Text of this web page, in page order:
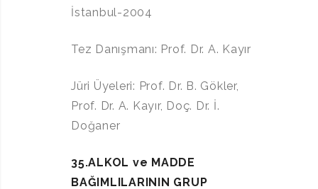
İstanbul-2004
Tez Danışmanı: Prof. Dr. A. Kayır
Jüri Üyeleri: Prof. Dr. B. Gökler,
Prof. Dr. A. Kayır, Doç. Dr. İ.
Doğaner
35.ALKOL ve MADDE
BAĞIMLILARININ GRUP